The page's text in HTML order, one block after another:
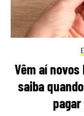
Vêm aí
saiba